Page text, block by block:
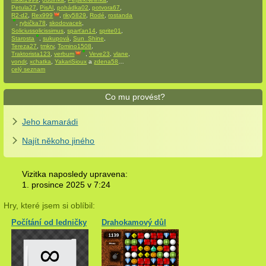
Petula27
PisAl ,pohádka02 ,potvora67
R2-d2
Rex999 ,riky5829 Rodé ,rostanda
rybička78 skodovacek,
Soliciussolicissimus ,sparťan14 ,sprite01
Starosta
sukupová Sun_Shine
Tereza27
,tmkrv,Tomino1508
Traktorista123
,verbum Veve23 vlane
vondr,xchatka ,YakariSioux azdena58
celý seznam
Co mu provést?
Jeho kamarádi
Najít někoho jiného
Vizitka naposledy upravena:
1. prosince 2025 v7:24
Hry, které jsem si oblíbil:
Počítání od ledničky
Drahokamový důl